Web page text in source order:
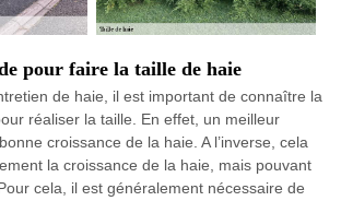
pour faire la taille de haie
de haie, il est important de connaître la
réaliser la taille. En effet, un meilleur
croissance de la haie. A l’inverse, cela
la croissance de la haie, mais pouvant
cela, il est généralement nécessaire de